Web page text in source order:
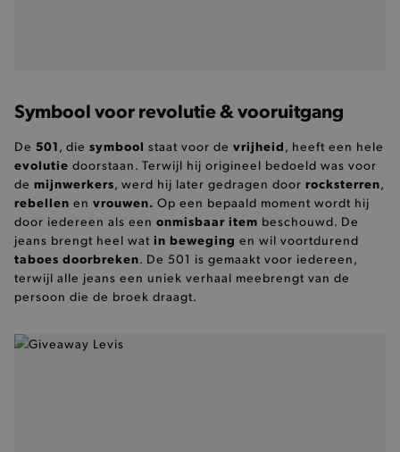
Symbool voor revolutie & vooruitgang
De 501, die symbool staat voor de vrijheid, heeft een hele
evolutie doorstaan. Terwijl hij origineel bedoeld was voor
de mijnwerkers, werd hij later gedragen door rocksterren,
rebellen en vrouwen. Op een bepaald moment wordt hij
door iedereen als een onmisbaar item beschouwd. De
jeans brengt heel wat in beweging en wil voortdurend
taboes doorbreken. De 501 is gemaakt voor iedereen,
terwijl alle jeans een uniek verhaal meebrengt van de
persoon die de broek draagt.
pickupAddress .brooklyn.be
product-out-of-stock-modal .brooklyn.be
__cf_bm
Google Privacy Policy